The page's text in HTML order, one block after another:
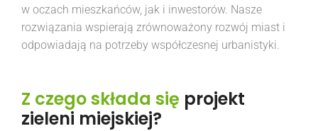
w oczach mieszkańców, jak i inwestorów. Nasze
rozwiązania wspierają zrównoważony rozwój miast i
odpowiadają na potrzeby współczesnej urbanistyki.
Z czego składa się projekt
zieleni miejskiej?